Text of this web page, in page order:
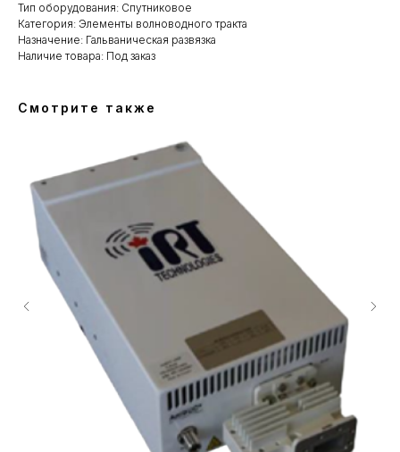
Тип оборудования: Спутниковое
Категория: Элементы волноводного тракта
Назначение: Гальваническая развязка
Наличие товара: Под заказ
Смотрите также